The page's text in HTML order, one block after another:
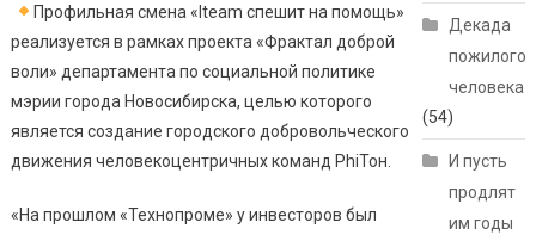
Профильная смена «Iteam спешит на помощь»
реализуется в рамках проекта «Фрактал доброй
воли» департамента по социальной политике
мэрии города Новосибирска, целью которого
является создание городского добровольческого
движения человекоцентричных команд PhiТон.
«На прошлом «Технопроме» у инвесторов был
Декада
пожилого
человека
(54)
И пусть
продлят
им годы